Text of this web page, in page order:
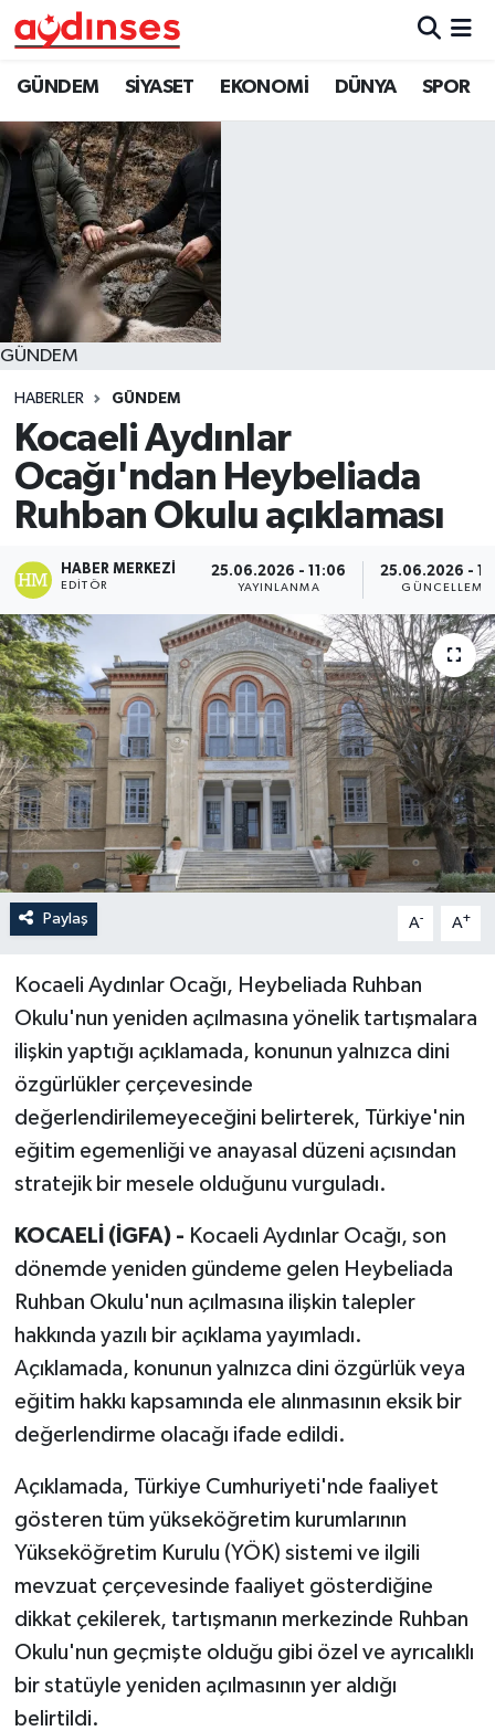
GÜNDEM SİYASET EKONOMİ DÜNYA SPOR
GÜNDEM
HABERLER GÜNDEM
Kocaeli Aydınlar
Ocağı'ndan Heybeliada
Ruhban Okulu açıklaması
HABER MERKEZI
EDITÖR
25.06.2026 - 11:06
YAYINLANMA
25.06.2026 -
GÜNCELLEME
Paylaş A- A+
Kocaeli Aydınlar Ocağı, Heybeliada Ruhban
Okulu'nun yeniden açılmasına yönelik tartışmalara
ilişkin yaptığı açıklamada, konunun yalnızca dini
özgürlükler çerçevesinde
değerlendirilemeyeceğini belirterek, Türkiye'nin
eğitim egemenliği ve anayasal düzeni açısından
stratejik bir mesele olduğunu vurguladı.
KOCAELİ (İGFA) - Kocaeli Aydınlar Ocağı, son
dönemde yeniden gündeme gelen Heybeliada
Ruhban Okulu'nun açılmasına ilişkin talepler
hakkında yazılı bir açıklama yayımladı.
Açıklamada, konunun yalnızca dini özgürlük veya
eğitim hakkı kapsamında ele alınmasının eksik bir
değerlendirme olacağı ifade edildi.
Açıklamada, Türkiye Cumhuriyeti'nde faaliyet
gösteren tüm yükseköğretim kurumlarının
Yükseköğretim Kurulu (YÖK) sistemi ve ilgili
mevzuat çerçevesinde faaliyet gösterdiğine
dikkat çekilerek, tartışmanın merkezinde Ruhban
Okulu'nun geçmişte olduğu gibi özel ve ayrıcalıklı
bir statüyle yeniden açılmasının yer aldığı
belirtildi.
GÜNDEM
SİYASET
EKONOMİ
DÜNYA
SPOR
MAGAZİN
YAŞAM
Nöbetçi Eczaneler
Hava Durumu
Aydin Namaz Vakitleri
Trafik Durumu
Süper Lig Puan Durumu ve Fikstür
Tüm Manşetler
Son Dakika Haberleri
Haber Arşivi